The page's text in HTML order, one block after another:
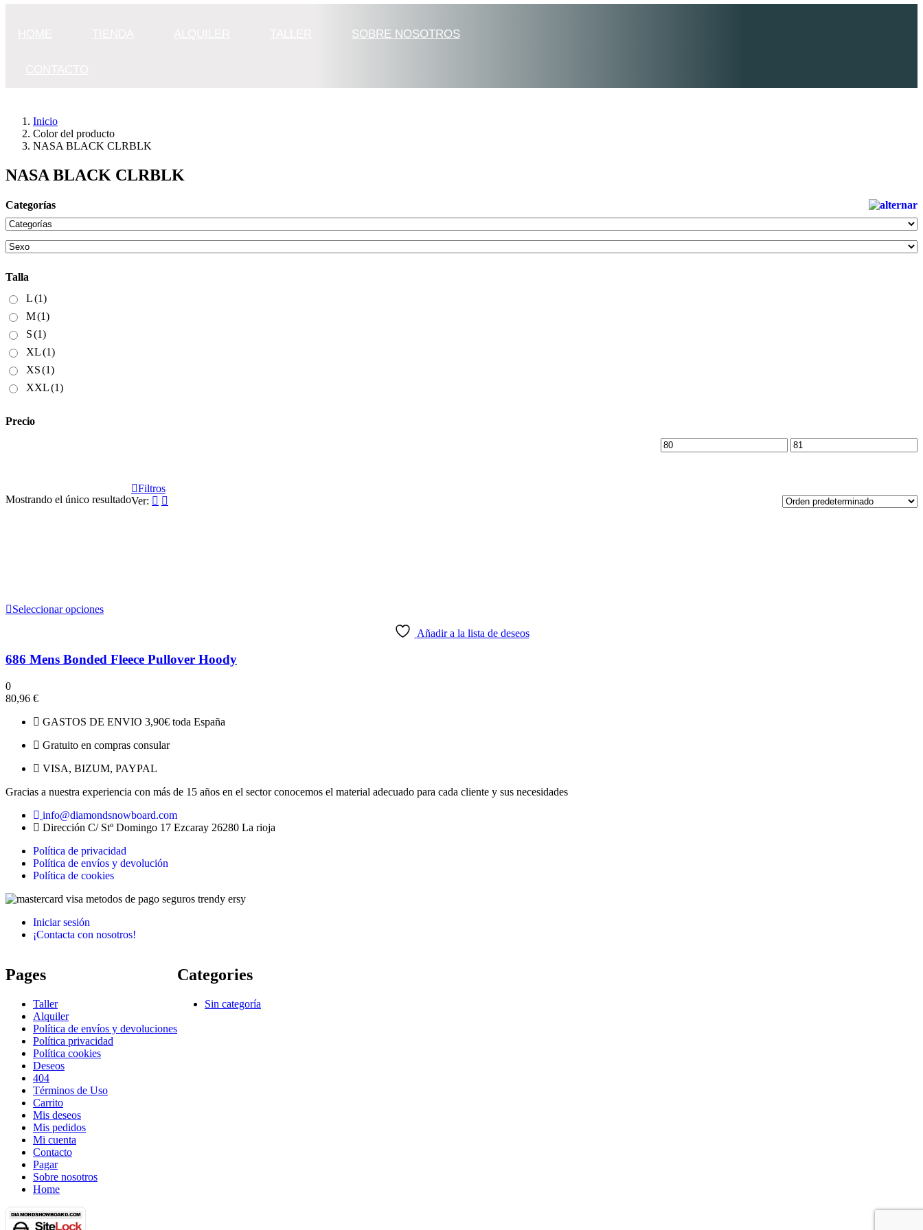
SOBRE NOSOTROS
Inicio
Color del producto
NASA BLACK CLRBLK
NASA BLACK CLRBLK
Categorías
Talla
L(1)
M(1)
S(1)
XL(1)
XS(1)
XXL(1)
Precio
Mostrando el único resultado
Filtros
Ver:
Seleccionar opciones
Añadir a la lista de deseos
686 Mens Bonded Fleece Pullover Hoody
0
80,96 €
GASTOS DE ENVIO 3,90€ toda España
Gratuito en compras consular
VISA, BIZUM, PAYPAL
Gracias a nuestra experiencia con más de 15 años en el sector conocemos el material adecuado para cada cliente y sus necesidades
info@diamondsnowboard.com
Dirección C/ Stº Domingo 17 Ezcaray 26280 La rioja
Política de privacidad
Política de envíos y devolución
Política de cookies
Iniciar sesión
¡Contacta con nosotros!
Pages
Taller
Alquiler
Política de envíos y devoluciones
Política privacidad
Política cookies
Deseos
404
Términos de Uso
Carrito
Mis deseos
Mis pedidos
Mi cuenta
Contacto
Pagar
Sobre nosotros
Home
Categories
Sin categoría